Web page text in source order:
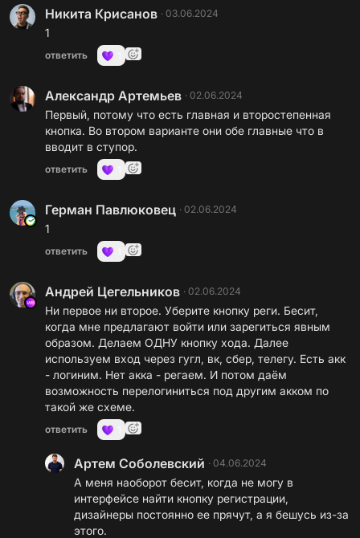
Никита Крисанов · 03.06.2024
1
ответить
Александр Артемьев · 02.06.2024
Первый, потому что есть главная и второстепенная
кнопка. Во втором варианте они обе главные что в
вводит в ступор.
ответить
Герман Павлюковец · 02.06.2024
1
ответить
Андрей Цегельников · 02.06.2024
Ни первое ни второе. Уберите кнопку реги. Бесит,
когда мне предлагают войти или зарегиться явным
образом. Делаем ОДНУ кнопку хода. Далее
используем вход через гугл, вк, сбер, телегу. Есть акк
- логиним. Нет акка - регаем. И потом даём
возможность перелогиниться под другим акком по
такой же схеме.
ответить
Артем Соболевский · 04.06.2024
А меня наоборот бесит, когда не могу в
интерфейсе найти кнопку регистрации,
дизайнеры постоянно ее прячут, а я бешусь из-за
этого.